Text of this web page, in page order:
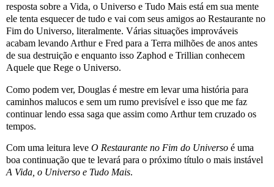
resposta sobre a Vida, o Universo e Tudo Mais está em sua mente
ele tenta esquecer de tudo e vai com seus amigos ao Restaurante no
Fim do Universo, literalmente. Várias situações improváveis
acabam levando Arthur e Fred para a Terra milhões de anos antes
de sua destruição e enquanto isso Zaphod e Trillian conhecem
Aquele que Rege o Universo.
Como podem ver, Douglas é mestre em levar uma história para
caminhos malucos e sem um rumo previsível e isso que me faz
continuar lendo essa saga que assim como Arthur tem cruzado os
tempos.
Com uma leitura leve O Restaurante no Fim do Universo é uma
boa continuação que te levará para o próximo título o mais instável
A Vida, o Universo e Tudo Mais.